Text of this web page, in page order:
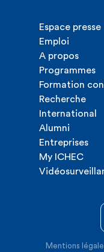
Espace presse
Emploi
A propos
Programmes
Formation
Recherche
International
Alumni
Entreprises
My ICHEC
Mentions